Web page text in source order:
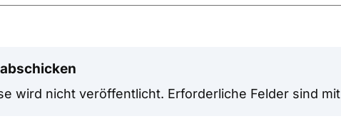
wird nicht veröffentlicht. Erforderliche Felder sind mit